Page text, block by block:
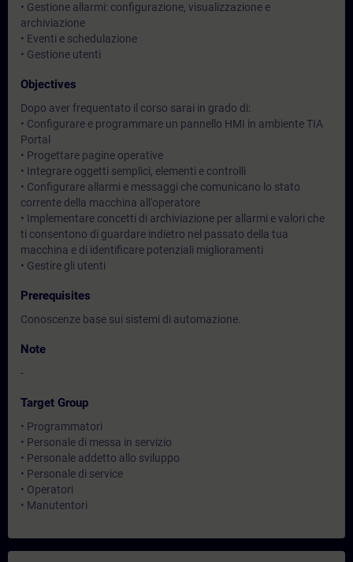
• Gestione allarmi: configurazione, visualizzazione e
archiviazione
• Eventi e schedulazione
• Gestione utenti
Objectives
Dopo aver frequentato il corso sarai in grado di:
• Configurare e programmare un pannello HMI in ambiente TIA
Portal
• Progettare pagine operative
• Integrare oggetti semplici, elementi e controlli
• Configurare allarmi e messaggi che comunicano lo stato
corrente della macchina all'operatore
• Implementare concetti di archiviazione per allarmi e valori che
ti consentono di guardare indietro nel passato della tua
macchina e di identificare potenziali miglioramenti
• Gestire gli utenti
Prerequisites
Conoscenze base sui sistemi di automazione.
Note
-
Target Group
• Programmatori
• Personale di messa in servizio
• Personale addetto allo sviluppo
• Personale di service
• Operatori
• Manutentori